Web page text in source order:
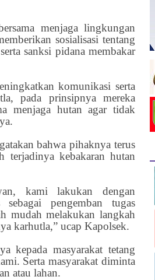
menjaga lingkungan
sosialisasi tentang
sanksi pidana membakar
komunikasi serta
pada prinsipnya mereka
menjaga hutan agar tidak
bahwa pihaknya terus
terjadinya kebakaran hutan
kami lakukan dengan
sebagai pengemban tugas
mudah melakukan langkah
karhutla,” ucap Kapolsek.
kepada masyarakat tetang
Serta masyarakat diminta
atau lahan.